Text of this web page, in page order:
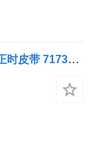
商用车 Fiat Ducato Peugeout Boxer 的 正时皮带 71731639